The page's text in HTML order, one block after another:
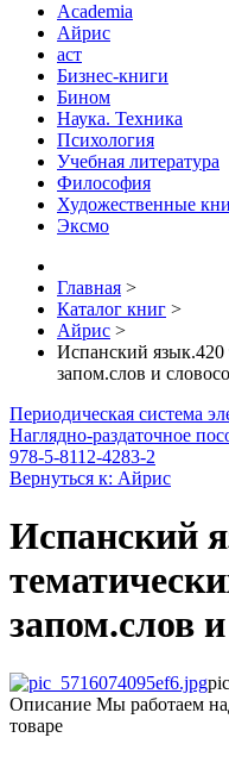
Academia
Айрис
аст
Бизнес-книги
Бином
Наука. Техника
Психология
Учебная литература
Философия
Художественные
Эксмо
Главная >
Каталог книг >
Айрис >
Испанский язык.420
запом.слов и
Периодическая система
Наглядно-раздаточное
978-5-8112-4283-2
Вернуться к: Айрис
Испанский
запом.слов
Описание Мы работаем
товаре